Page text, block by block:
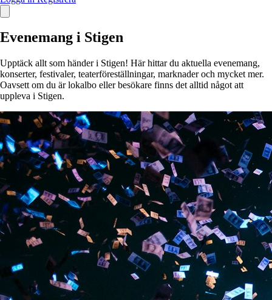
Evenemang i Stigen
Upptäck allt som händer i Stigen! Här hittar du aktuella evenemang,
konserter, festivaler, teaterföreställningar, marknader och mycket mer.
Oavsett om du är lokalbo eller besökare finns det alltid något att
uppleva i Stigen.